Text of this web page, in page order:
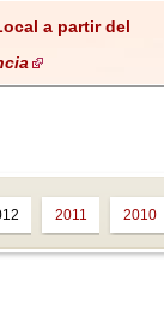
a partir del
2011 2010